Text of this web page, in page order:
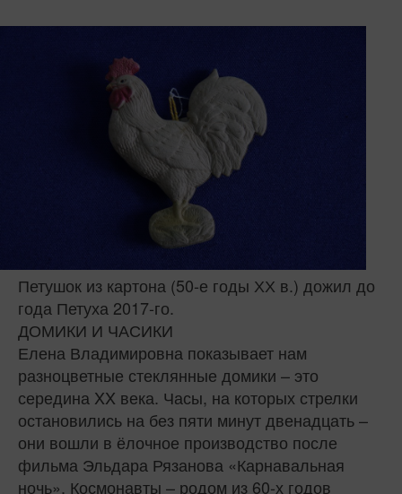
Петушок из картона (50-е годы ХХ в.) дожил до
года Петуха 2017-го.
ДОМИКИ И ЧАСИКИ
Елена Владимировна показывает нам
разноцветные стеклянные домики – это
середина XX века. Часы, на которых стрелки
остановились на без пяти минут двенадцать –
они вошли в ёлочное производство после
фильма Эльдара Рязанова «Карнавальная
ночь». Космонавты – родом из 60-х годов